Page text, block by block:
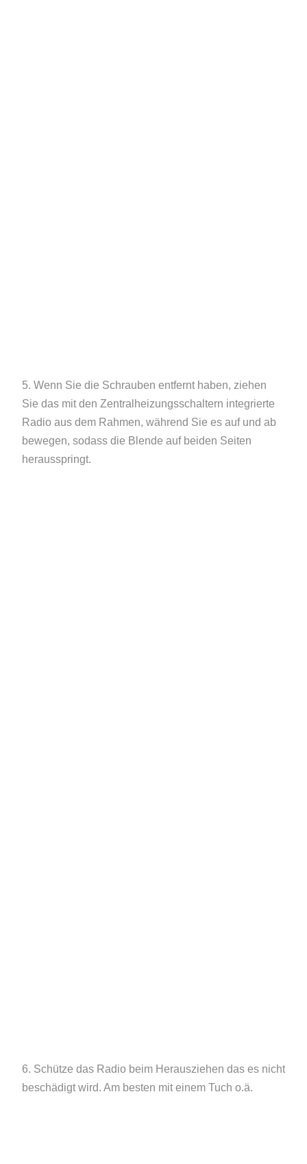
5. Wenn Sie die Schrauben entfernt haben, ziehen
Sie das mit den Zentralheizungsschaltern integrierte
Radio aus dem Rahmen, während Sie es auf und ab
bewegen, sodass die Blende auf beiden Seiten
herausspringt.
6. Schütze das Radio beim Herausziehen das es nicht
beschädigt wird. Am besten mit einem Tuch o.ä.